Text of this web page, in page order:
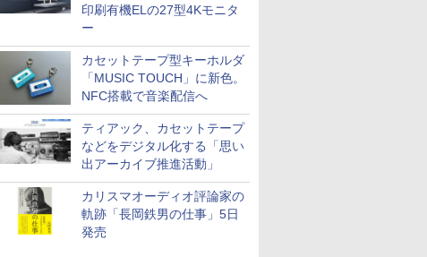
印刷有機ELの27型4Kモニタ
ー
カセットテープ型キーホルダ
「MUSIC TOUCH」に新色。
NFC搭載で音楽配信へ
ティアック、カセットテープ
などをデジタル化する「思い
出アーカイブ推進活動」
カリスマオーディオ評論家の
軌跡「長岡鉄男の仕事」5日
発売